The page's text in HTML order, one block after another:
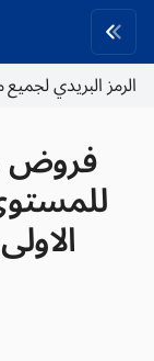
الرمز البريدي
فروض
الاولى